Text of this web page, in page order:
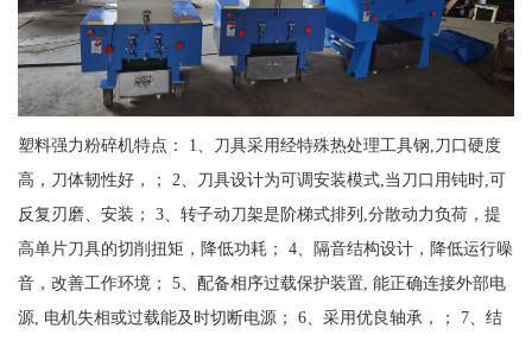
塑料强力粉碎机特点： 1、刀具采用经特殊热处理工具钢,刀口硬度
高，刀体韧性好，； 2、刀具设计为可调安装模式,当刀口用钝时,可
反复刃磨、安装； 3、转子动刀架是阶梯式排列,分散动力负荷，提
高单片刀具的切削扭矩，降低功耗； 4、隔音结构设计，降低运行噪
音，改善工作环境； 5、配备相序过载保护装置, 能正确连接外部电
源, 电机失相或过载能及时切断电源； 6、采用优良轴承，； 7、结